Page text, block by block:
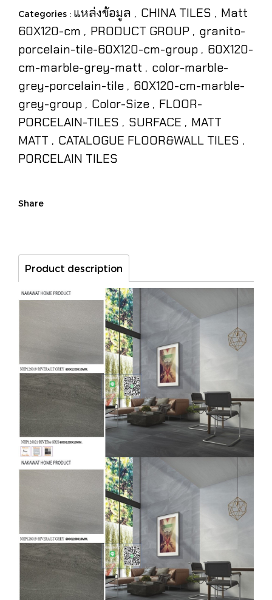
Categories : แหล่งข้อมูล , CHINA TILES , Matt
60X120-cm , PRODUCT GROUP , granito-
porcelain-tile-60X120-cm-group , 60X120-
cm-marble-grey-matt , color-marble-
grey-porcelain-tile , 60X120-cm-marble-
grey-group , Color-Size , FLOOR-
PORCELAIN-TILES , SURFACE , MATT
MATT , CATALOGUE FLOOR&WALL TILES ,
PORCELAIN TILES
Share
Product description